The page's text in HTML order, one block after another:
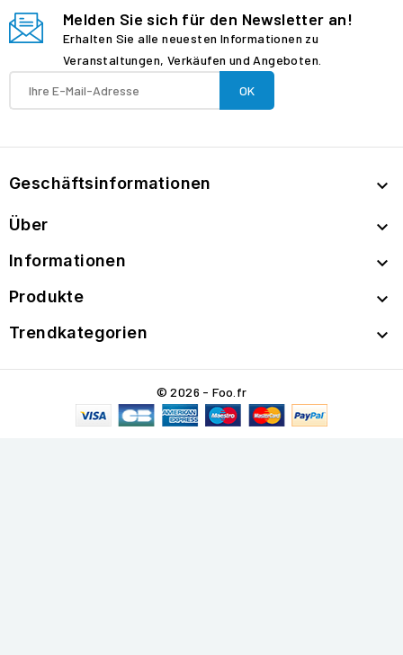
Melden Sie sich für den Newsletter an!
Erhalten Sie alle neuesten Informationen zu
Veranstaltungen, Verkäufen und Angeboten.
Geschäftsinformationen 
Über 
Informationen 
Produkte 
Trendkategorien 
© 2026 - Foo.fr